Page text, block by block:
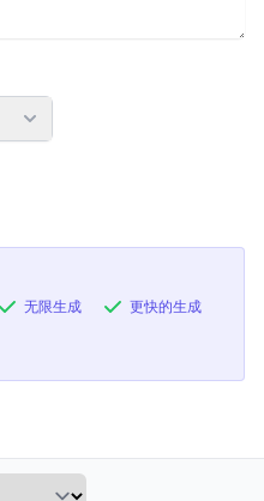
无限生成 更快的生成